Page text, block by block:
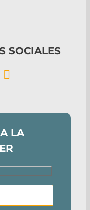
SOCIALES
LA